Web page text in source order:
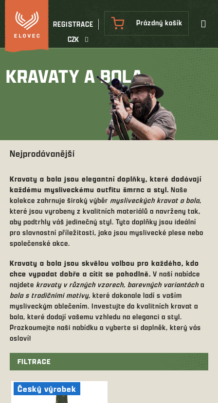
Přejít
na
obsah
CZK
REGISTRACE
NÁKUPNÍ
KOŠÍK
Prázdný košík
KRAVATY A BOLA
Nejprodávanější
Kravaty a bola jsou elegantní doplňky, které dodávají
každému mysliveckému outfitu šmrnc a styl. Naše
kolekce zahrnuje široký výběr mysliveckých kravat a bola,
které jsou vyrobeny z kvalitních materiálů a navrženy tak,
aby podtrhly váš jedinečný styl. Tyto doplňky jsou ideální
pro slavnostní příležitosti, jako jsou myslivecké plese nebo
společenské akce.
Kravaty a bola jsou skvělou volbou pro každého, kdo
chce vypadat dobře a cítit se pohodlně. V naší nabídce
najdete kravaty v různých vzorech, barevných variantácha
bola s tradičními motivy, které dokonale ladí s vaším
mysliveckým oblečením. Investujte do kvalitních kravat a
bola, které dodají vašemu vzhledu na eleganci a styl.
Prozkoumejte naši nabídku a vyberte si doplněk, který vás
osloví!
FILTRACE
ý
p
Český výrobek